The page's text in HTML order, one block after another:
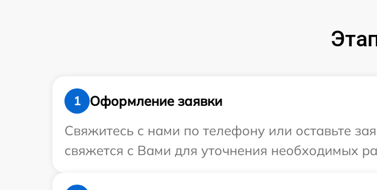
1
Оформление заявки
Свяжитесь с нами по телефону или оставьте
свяжется с Вами для уточнения необходимых